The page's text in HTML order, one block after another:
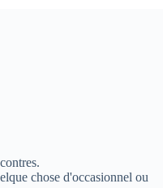
chose d'occasionnel ou